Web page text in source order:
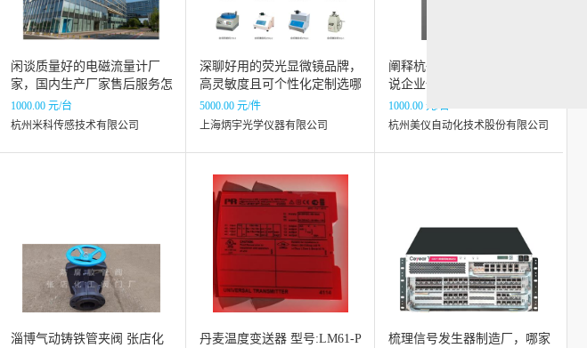
闲谈质量好的电磁流量计厂
家，国内生产厂家售后服务怎
么样？
1000.00 元/台
杭州米科传感技术有限公司
深聊好用的荧光显微镜品牌，
高灵敏度且可个性化定制选哪
家
5000.00 元/件
上海炳宇光学仪器有限公司
阐释杭州美仪产品稳定性，说
说企业信誉和仪表性价比如何
1000.00 元/台
杭州美仪自动化技术股份有限公司
淄博气动铸铁管夹阀 张店化
丹麦温度变送器 型号:LM61-P
梳理信号发生器制造厂，哪家